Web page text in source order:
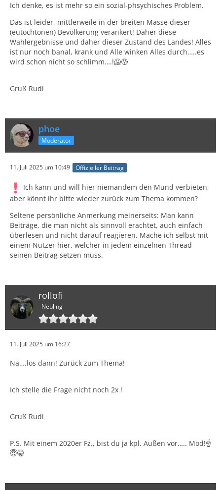
Gruß Rudi
Ich denke, es ist mehr so ein sozial-phsychisches Problem.
Das ist leider, mittlerweile in der breiten Masse dieser
(eutochtonen) Bevölkerung verankert! Daher diese
Wahlergebnisse und daher dieser Zustand des Landes! Alles
ist nur noch banal, krank und Alle winken Alles durch…..es
wird schon nicht so schlimm….!🥶😰
Gruß Rudi
phoe
Moderator
11. Juli 2025 um 10:49 Offizieller Beitrag
Ich kann und will hier niemandem den Mund verbieten,
aber könnt ihr bitte wieder zurück zum Thema kommen?
Seltene persönliche Anmerkung meinerseits: Man kann
Beiträge, die man nicht als sinnvoll erachtet, auch einfach
überlesen und nicht darauf reagieren. Mache ich selbst mit
einem Nutzer hier, welcher in jedem einzelnen Thread
seinen Beitrag setzen muss.
rollofi
Neuling
11. Juli 2025 um 16:27
Na….los dann! Zurück zum Thema!
Ich stelle die Frage nicht noch 2x !
Gruß Rudi
P.S. Mit einem 2020er Fz., bist du ja kpl. Außen vor….. Mod!☝️
😇🤫